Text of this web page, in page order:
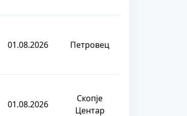
01.08.2026 Петровец
01.08.2026
Скопје
Центар